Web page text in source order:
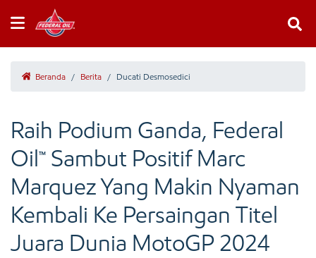
Beranda / Berita / Ducati Desmosedici
Raih Podium Ganda, Federal
Oil™ Sambut Positif Marc
Marquez Yang Makin Nyaman
Kembali Ke Persaingan Titel
Juara Dunia MotoGP 2024